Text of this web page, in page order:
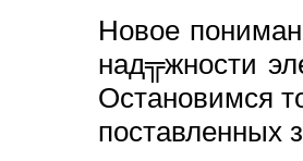
Новое
над╦жности
Остановимся
поставленных